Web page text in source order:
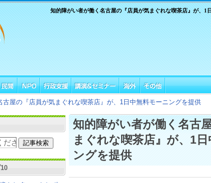
知的障がい者が働く名古屋の『店員が気まぐれな喫茶店』が、1
古屋の『店員が気まぐれな喫茶店』が、1日中無料モーニングを提供
知的障がい者が働く名古
まぐれな喫茶店』が、1
ングを提供